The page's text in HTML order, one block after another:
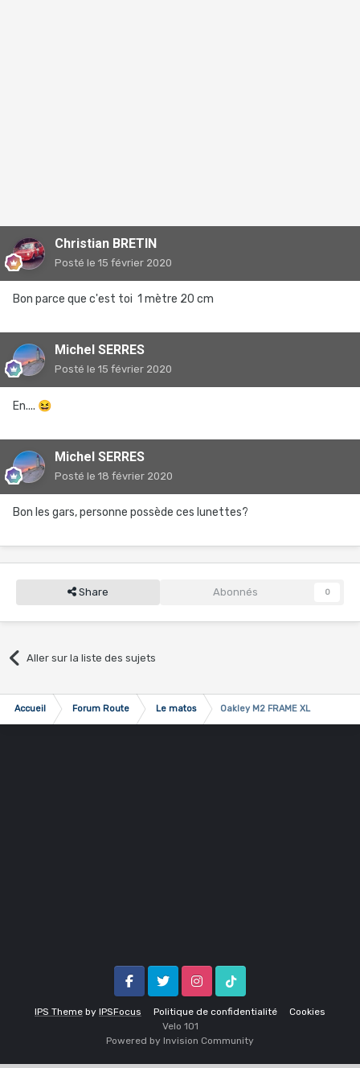
Christian BRETIN
Posté le 15 février 2020
Bon parce que c'est toi 1 mètre 20 cm
Michel SERRES
Posté le 15 février 2020
En.... 😆
Michel SERRES
Posté le 18 février 2020
Bon les gars, personne possède ces lunettes?
Share Abonnés 0
Aller sur la liste des sujets
Accueil Forum Route Le matos Oakley M2 FRAME XL
IPS Theme by IPSFocus Politique de confidentialité Cookies
FacebookTwitter InstagramTik Tok
Velo 1O1
Powered by Invision Community